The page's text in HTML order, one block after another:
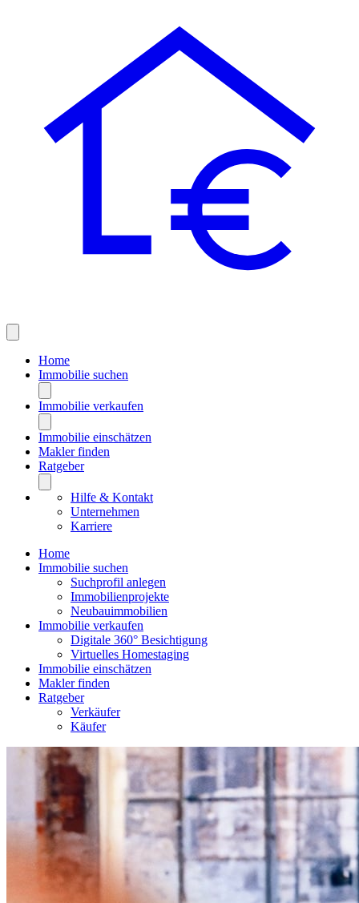
Home
Immobilie suchen
Immobilie verkaufen
Immobilie einschätzen
Makler finden
Ratgeber
Hilfe & Kontakt
Unternehmen
Karriere
Home
Immobilie suchen
Suchprofil anlegen
Immobilienprojekte
Neubauimmobilien
Immobilie verkaufen
Digitale 360° Besichtigung
Virtuelles Homestaging
Immobilie einschätzen
Makler finden
Ratgeber
Verkäufer
Käufer